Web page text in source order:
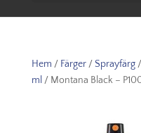
Hem / Färger/ Sprayfärg/
ml / Montana Black –